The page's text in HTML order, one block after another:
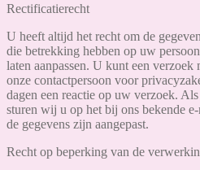
Rectificatierecht
U heeft altijd het recht om de
die betrekking hebben op uw
laten aanpassen. U kunt een verzoek
onze contactpersoon voor
dagen een reactie op uw verzoek.
sturen wij u op het bij ons bekende
de gegevens zijn aangepast.
Recht op beperking van de